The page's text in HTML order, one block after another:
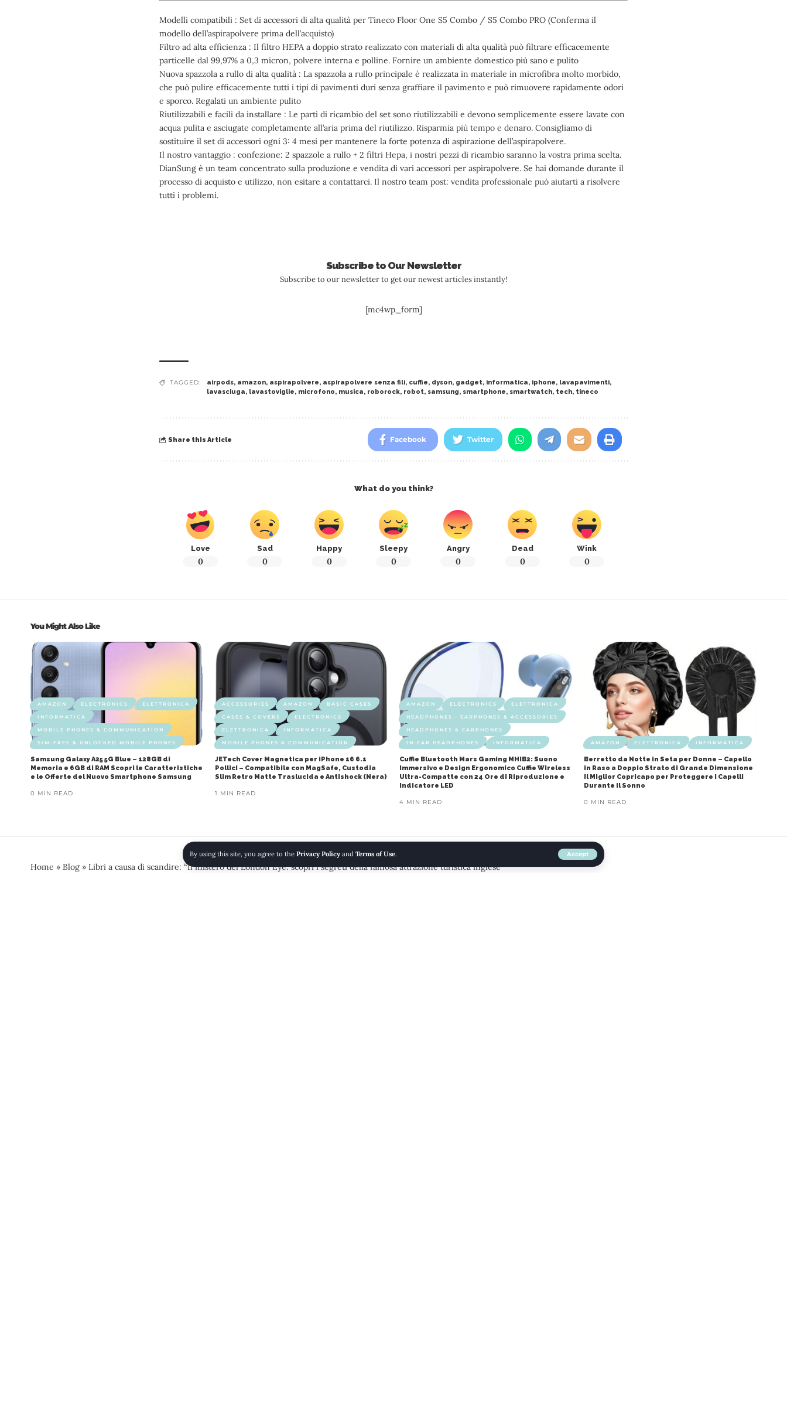
By using this site, you agree to the Privacy Policy and Terms of Use. Accept
Modelli compatibili : Set di accessori di alta qualità per Tineco Floor One S5 Combo / S5 Combo PRO (Conferma il
modello dell’aspirapolvere prima dell’acquisto)
Filtro ad alta efficienza : Il filtro HEPA a doppio strato realizzato con materiali di alta qualità può filtrare efficacemente
particelle dal 99,97% a 0,3 micron, polvere interna e polline. Fornire un ambiente domestico più sano e pulito
Nuova spazzola a rullo di alta qualità : La spazzola a rullo principale è realizzata in materiale in microfibra molto morbido,
che può pulire efficacemente tutti i tipi di pavimenti duri senza graffiare il pavimento e può rimuovere rapidamente odori
e sporco. Regalati un ambiente pulito
Riutilizzabili e facili da installare : Le parti di ricambio del set sono riutilizzabili e devono semplicemente essere lavate con
acqua pulita e asciugate completamente all’aria prima del riutilizzo. Risparmia più tempo e denaro. Consigliamo di
sostituire il set di accessori ogni 3: 4 mesi per mantenere la forte potenza di aspirazione dell’aspirapolvere.
Il nostro vantaggio : confezione: 2 spazzole a rullo + 2 filtri Hepa, i nostri pezzi di ricambio saranno la vostra prima scelta.
DianSung è un team concentrato sulla produzione e vendita di vari accessori per aspirapolvere. Se hai domande durante il
processo di acquisto e utilizzo, non esitare a contattarci. Il nostro team post: vendita professionale può aiutarti a risolvere
tutti i problemi.
Subscribe to Our Newsletter
Subscribe to our newsletter to get our newest articles instantly!
[mc4wp_form]
TAGGED: airpods, amazon, aspirapolvere, aspirapolvere senza fili, cuffie, dyson, gadget, informatica, iphone, lavapavimenti,
lavasciuga, lavastoviglie, microfono, musica, roborock, robot, samsung, smartphone, smartwatch, tech, tineco
Share this Article Facebook Twitter
What do you think?
Love
0
Sad
0
Happy
0
Sleepy
0
Angry
0
Dead
0
Wink
0
You Might Also Like
AMAZON ELECTRONICS ELETTRONICA
INFORMATICA
MOBILE PHONES & COMMUNICATION
SIM-FREE & UNLOCKED MOBILE PHONES
Samsung Galaxy A25 5G Blue – 128GB di
Memoria e 6GB di RAM Scopri le Caratteristiche
e le Offerte del Nuovo Smartphone Samsung
0 MIN READ
ACCESSORIES AMAZON BASIC CASES
CASES & COVERS ELECTRONICS
ELETTRONICA INFORMATICA
MOBILE PHONES & COMMUNICATION
JETech Cover Magnetica per iPhone 16 6.1
Pollici – Compatibile con MagSafe, Custodia
Slim Retro Matte Traslucida e Antishock (Nera)
1 MIN READ
AMAZON ELECTRONICS ELETTRONICA
HEADPHONES - EARPHONES & ACCESSORIES
HEADPHONES & EARPHONES
IN-EAR HEADPHONES INFORMATICA
Cuffie Bluetooth Mars Gaming MHIB2: Suono
Immersivo e Design Ergonomico Cuffie Wireless
Ultra-Compatte con 24 Ore di Riproduzione e
Indicatore LED
4 MIN READ
AMAZON ELETTRONICA INFORMATICA
Berretto da Notte in Seta per Donne – Capello
in Raso a Doppio Strato di Grande Dimensione
Il Miglior Copricapo per Proteggere i Capelli
Durante il Sonno
0 MIN READ
Home » Blog » Libri a causa di scandire: “Il mistero del London Eye: scopri i segreti della famosa attrazione turistica inglese”